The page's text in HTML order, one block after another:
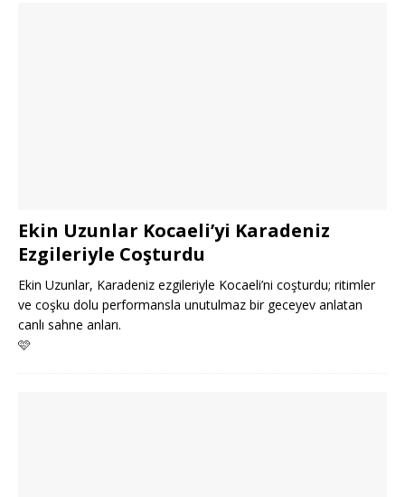
Ekin Uzunlar Kocaeli’yi Karadeniz
Ezgileriyle Coşturdu
Ekin Uzunlar, Karadeniz ezgileriyle Kocaeli’ni coşturdu; ritimler
ve coşku dolu performansla unutulmaz bir geceyev anlatan
canlı sahne anları.
🩷